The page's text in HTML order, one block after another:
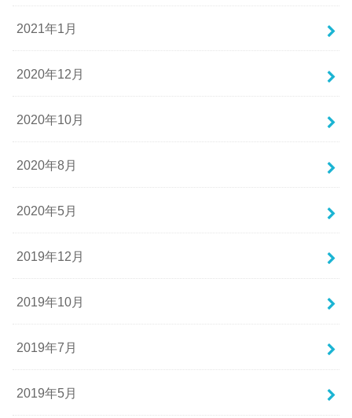
2021年1月
2020年12月
2020年10月
2020年8月
2020年5月
2019年12月
2019年10月
2019年7月
2019年5月